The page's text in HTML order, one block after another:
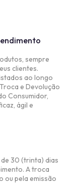
sempre
clientes.
ao longo
e Devolução
Consumidor,
ágil e
30 (trinta) dias
A troca
ou pela emissão